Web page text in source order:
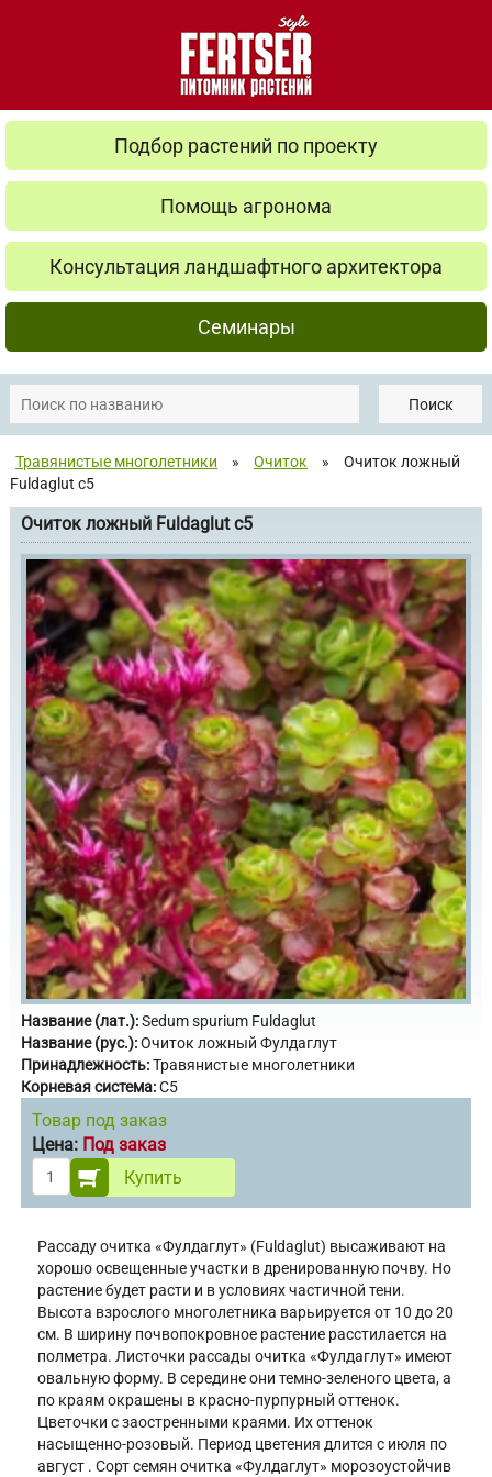
Подбор растений по проекту
Помощь агронома
Консультация ландшафтного архитектора
Семинары
Поиск
Травянистые многолетники » Очиток »
Очиток ложный
Fuldaglut с5
Очиток ложный Fuldaglut с5
Название (лат.):Sedum spurium Fuldaglut
Название (рус.):Очиток ложный Фулдаглут
Принадлежность:Травянистые многолетники
Корневая система:С5
Товар под заказ
Цена: Под заказ
Купить
Рассаду очитка «Фулдаглут» (Fuldaglut) высаживают на
хорошо освещенные участки в дренированную почву. Но
растение будет расти и в условиях частичной тени.
Высота взрослого многолетника варьируется от 10 до 20
см. В ширину почвопокровное растение расстилается на
полметра. Листочки рассады очитка «Фулдаглут» имеют
овальную форму. В середине они темно-зеленого цвета, а
по краям окрашены в красно-пурпурный оттенок.
Цветочки с заостренными краями. Их оттенок
насыщенно-розовый. Период цветения длится с июля по
август . Сорт семян очитка «Фулдаглут» морозоустойчив